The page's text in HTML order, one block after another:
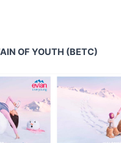
OF YOUTH (BETC)